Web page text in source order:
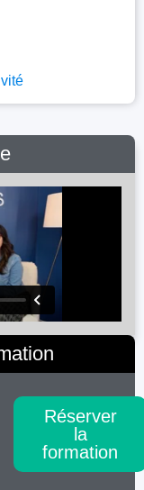
Réserver
la
formation